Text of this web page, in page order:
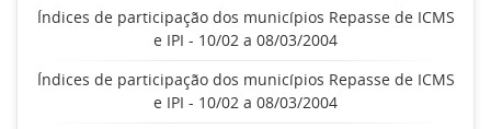
Índices de participação dos municípios Repasse de ICMS
e IPI - 10/02 a 08/03/2004
Índices de participação dos municípios Repasse de ICMS
e IPI - 10/02 a 08/03/2004